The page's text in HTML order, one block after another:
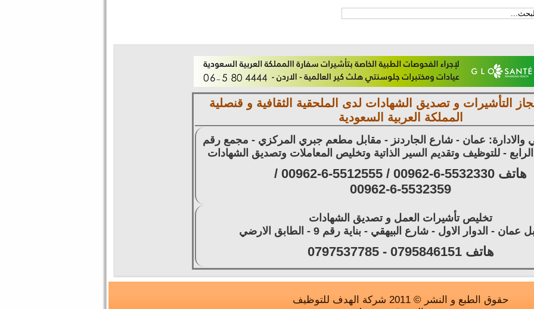
التأشيرات و تصديق الشهادات لدى الملحقية الثقافية و قنصلية
المملكة العربية السعودية
والادارة: عمان - شارع الجاردنز - مقابل مطعم جبري المركزي - مجمع رقم
هاتف 5532330-6-00962 / 5512555-6-00962 /
00962-6-5532359
تخليص تأشيرات العمل و تصديق الشهادات
- الدوار الاول - شارع البيهقي - بناية رقم 9 - الطابق الارضي
هاتف 0795846151 - 0797537785
حقوق الطبع و النشر © 2011 شركة الهدف للتوظيف